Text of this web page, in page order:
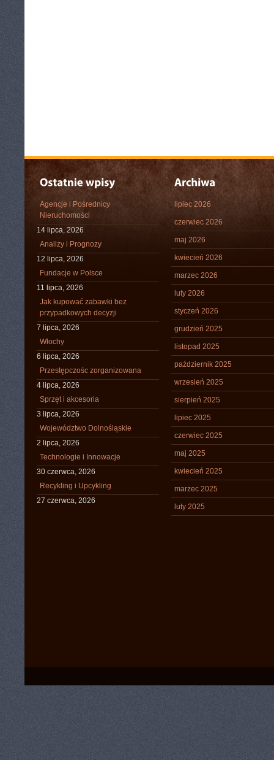
Agencje i Pośrednicy
Nieruchomości
14 lipca, 2026
Analizy i Prognozy
12 lipca, 2026
Fundacje w Polsce
11 lipca, 2026
Jak kupować zabawki bez
przypadkowych decyzji
7 lipca, 2026
Włochy
6 lipca, 2026
Przestępczośc zorganizowana
4 lipca, 2026
Sprzęt i akcesoria
3 lipca, 2026
Województwo Dolnośląskie
2 lipca, 2026
Technologie i Innowacje
30 czerwca, 2026
Recykling i Upcykling
27 czerwca, 2026
lipiec 2026
czerwiec 2026
maj 2026
kwiecień 2026
marzec 2026
luty 2026
styczeń 2026
grudzień 2025
listopad 2025
październik 2025
wrzesień 2025
sierpień 2025
lipiec 2025
czerwiec 2025
maj 2025
kwiecień 2025
marzec 2025
luty 2025